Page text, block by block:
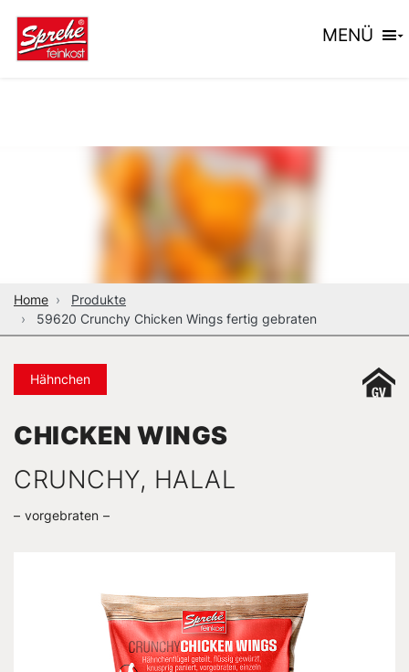
MENÜ
Home
Produkte
59620 Crunchy Chicken Wings fertig gebraten
Hähnchen
CHICKEN WINGS
CRUNCHY, HALAL
vorgebraten